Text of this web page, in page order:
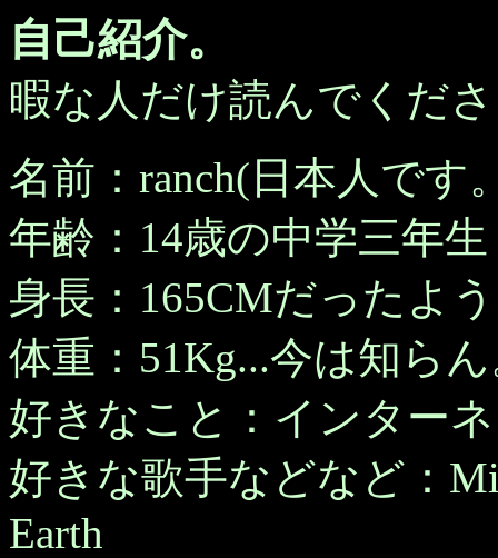
自己紹介。
暇な人だけ読んでくだ
名前：ranch(日本人です
年齢：14歳の中学三年生
身長：165CMだったよ
体重：51Kg...今は知ら
好きなこと：インター
好きな歌手などなど：
Earth